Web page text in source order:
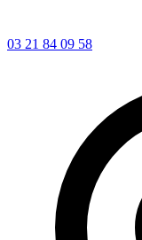
03 21 84 09 58